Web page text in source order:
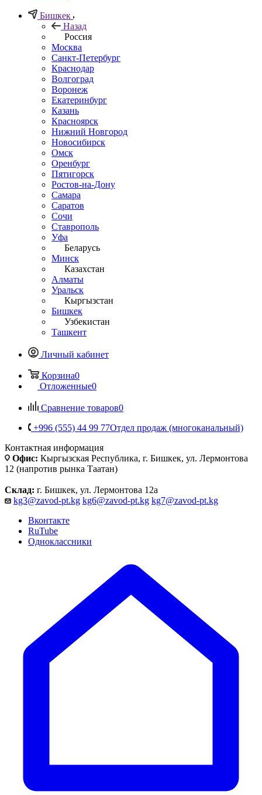
Бишкек
Назад
Россия
Москва
Санкт-Петербург
Краснодар
Волгоград
Воронеж
Екатеринбург
Казань
Красноярск
Нижний Новгород
Новосибирск
Омск
Оренбург
Пятигорск
Ростов-на-Дону
Самара
Саратов
Сочи
Ставрополь
Уфа
Беларусь
Минск
Казахстан
Алматы
Уральск
Кыргызстан
Бишкек
Узбекистан
Ташкент
Личный кабинет
Корзина0
Отложенные0
Сравнение товаров0
+996 (555) 44 99 77Отдел продаж (многоканальный)
Контактная информация
Офис: Кыргызская Республика, г. Бишкек, ул. Лермонтова
12 (напротив рынка Таатан)
Склад: г. Бишкек, ул. Лермонтова 12а
kg3@zavod-pt.kg kg6@zavod-pt.kg kg7@zavod-pt.kg
Вконтакте
RuTube
Одноклассники